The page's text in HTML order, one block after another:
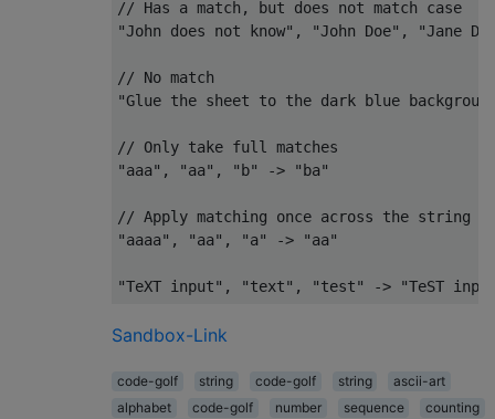
// Has a match, but does not match case
"John does not know", "John Doe", "Jane
// No match
"Glue the sheet to the dark blue
// Only take full matches
"aaa", "aa", "b" -> "ba"
// Apply matching once across the string
"aaaa", "aa", "a" -> "aa"
Sandbox-Link
code-golf string code-golf string
ascii-art
alphabet
code-golf number sequence
counting